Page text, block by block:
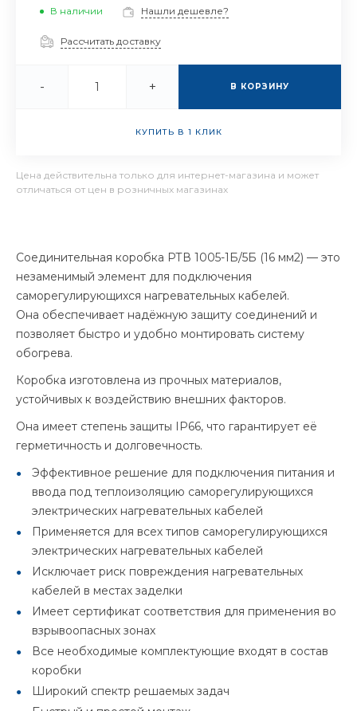
В наличии Нашли дешевле?
Рассчитать доставку
- + В КОРЗИНУ
КУПИТЬ В 1 КЛИК
Цена действительна только для интернет-магазина и может
отличаться от цен в розничных магазинах
Соединительная коробка РТВ 1005-1Б/5Б (16 мм2) — это
незаменимый элемент для подключения
саморегулирующихся нагревательных кабелей.
Она обеспечивает надёжную защиту соединений и
позволяет быстро и удобно монтировать систему
обогрева.
Коробка изготовлена из прочных материалов,
устойчивых к воздействию внешних факторов.
Она имеет степень защиты IP66, что гарантирует её
герметичность и долговечность.
Эффективное решение для подключения питания и
ввода под теплоизоляцию саморегулирующихся
электрических нагревательных кабелей
Применяется для всех типов саморегулирующихся
электрических нагревательных кабелей
Исключает риск повреждения нагревательных
кабелей в местах заделки
Имеет сертификат соответствия для применения во
взрывоопасных зонах
Все необходимые комплектующие входят в состав
коробки
Широкий спектр решаемых задач